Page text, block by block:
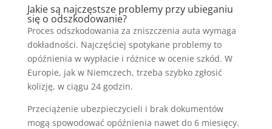
Jakie są najczęstsze problemy przy ubieganiu
się o odszkodowanie?
Proces odszkodowania za zniszczenia auta wymaga
dokładności. Najczęściej spotykane problemy to
opóźnienia w wypłacie i różnice w ocenie szkód. W
Europie, jak w Niemczech, trzeba szybko zgłosić
kolizję, w ciągu 24 godzin.
Przeciążenie ubezpieczycieli i brak dokumentów
mogą spowodować opóźnienia nawet do 6 miesięcy.